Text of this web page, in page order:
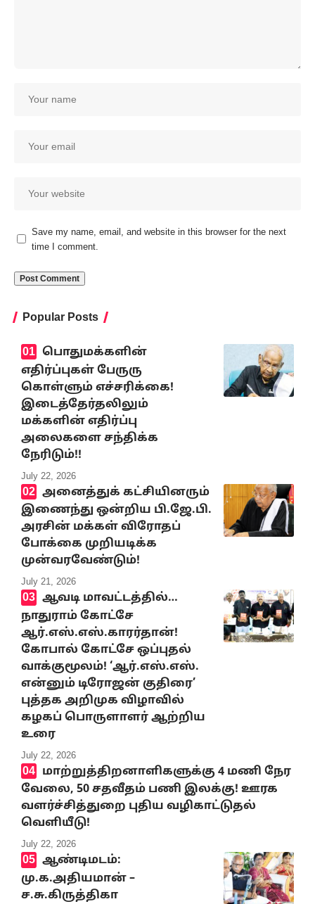
Save my name, email, and website in this browser for the next
time I comment.
Popular Posts
பொதுமக்களின்
எதிர்ப்புகள் பேருரு
கொள்ளும் எச்சரிக்கை!
இடைத்தேர்தலிலும்
மக்களின் எதிர்ப்பு
அலைகளை சந்திக்க
நேரிடும்!!
July 22, 2026
அனைத்துக் கட்சியினரும்
இணைந்து ஒன்றிய பி.ஜே.பி.
அரசின் மக்கள் விரோதப்
போக்கை முறியடிக்க
முன்வரவேண்டும்!
July 21, 2026
ஆவடி மாவட்டத்தில்…
நாதுராம் கோட்சே
ஆர்.எஸ்.எஸ்.காரர்தான்!
கோபால் கோட்சே ஒப்புதல்
வாக்குமூலம்! ‘ஆர்.எஸ்.எஸ்.
என்னும் டிரோஜன் குதிரை’
புத்தக அறிமுக விழாவில்
கழகப் பொருளாளர் ஆற்றிய
உரை
July 22, 2026
மாற்றுத்திறனாளிகளுக்கு 4 மணி நேர
வேலை, 50 சதவீதம் பணி இலக்கு! ஊரக
வளர்ச்சித்துறை புதிய வழிகாட்டுதல்
வெளியீடு!
July 22, 2026
ஆண்டிமடம்:
மு.க.அதியமான் –
ச.சு.கிருத்திகா